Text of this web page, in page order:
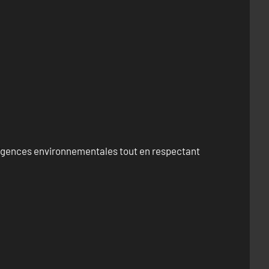
environnementales tout en respectant